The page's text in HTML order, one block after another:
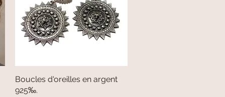
Quick View
Boucles d'oreilles en argent
925‰.